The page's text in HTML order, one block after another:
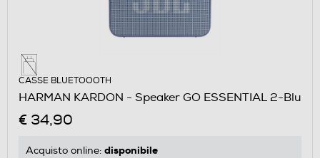
CASSE BLUETOOOTH
HARMAN KARDON - Speaker GO ESSENTIAL 2-Blu
€ 34,90
Acquisto online: disponibile